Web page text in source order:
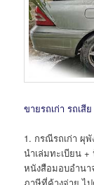
ขายรถเก่า รถเสี
1. กรณีรถเก่า ผุ
นำเล่มทะเบียน
หนังสือมอบอำนา